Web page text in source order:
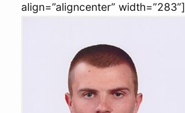
align=”aligncenter” width=”283”]